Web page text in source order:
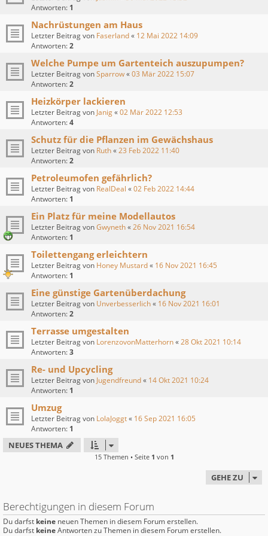
Antworten: 1
Nachrüstungen am Haus
Letzter Beitrag von Faserland« 12 Mai 2022 14:09
Antworten:2
Welche Pumpe um Gartenteich auszupumpen?
Letzter Beitrag vonSparrow«03 Mär 2022 15:07
Antworten:2
Heizkörper lackieren
Letzter Beitrag von Janig«02 Mär 2022 12:53
Antworten:4
Schutz für die Pflanzen im Gewächshaus
Letzter Beitrag von Ruth«23 Feb 2022 11:40
Antworten:2
Petroleumofen gefährlich?
Letzter Beitrag von RealDeal «02 Feb 2022 14:44
Antworten: 1
Ein Platz für meine Modellautos
Letzter Beitrag vonGwyneth«26 Nov 2021 16:54
Antworten: 1
Toilettengang erleichtern
Letzter Beitrag von Honey Mustard« 16 Nov 2021 16:45
Antworten: 1
Eine günstige Gartenüberdachung
Letzter Beitrag von Unverbesserlich« 16 Nov 2021 16:01
Antworten:2
Terrasse umgestalten
Letzter Beitrag von LorenzovonMatterhorn«28 Okt 2021 10:14
Antworten:3
Re- und Upcycling
Letzter Beitrag von Jugendfreund« 14 Okt 2021 10:24
Antworten: 1
Umzug
Letzter Beitrag von LolaJoggt« 16 Sep 2021 16:05
Antworten: 1
NEUES THEMA
15 Themen • Seite 1 von 1
GEHE ZU
Berechtigungen in diesem Forum
Du darfst keine neuen Themen in diesem Forum erstellen.
Du darfst keineAntworten zu Themen in diesem Forum erstellen.